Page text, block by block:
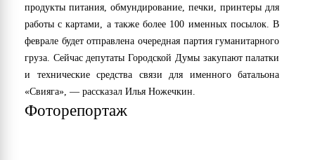
продукты питания, обмундирование, печки, принтеры для
работы с картами, а также более 100 именных посылок. В
феврале будет отправлена очередная партия гуманитарного
груза. Сейчас депутаты Городской Думы закупают палатки
и технические средства связи для именного батальона
«Свияга», — рассказал Илья Ножечкин.
Фоторепортаж